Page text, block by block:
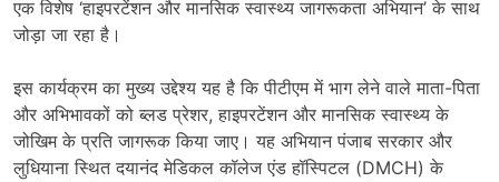
एक विशेष ‘हाइपरटेंशन और मानसिक स्वास्थ्य जागरूकता अभियान’ के साथ
जोड़ा जा रहा है।
इस कार्यक्रम का मुख्य उद्देश्य यह है कि पीटीएम में भाग लेने वाले माता-पिता
और अभिभावकों को ब्लड प्रेशर, हाइपरटेंशन और मानसिक स्वास्थ्य के
जोखिम के प्रति जागरूक किया जाए। यह अभियान पंजाब सरकार और
लुधियाना स्थित दयानंद मेडिकल कॉलेज एंड हॉस्पिटल (DMCH) के